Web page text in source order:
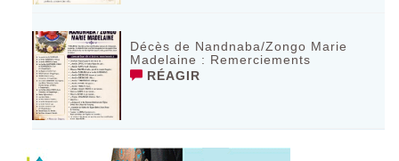
Décès de Nandnaba/Zongo Marie
Madelaine : Remerciements
RÉAGIR